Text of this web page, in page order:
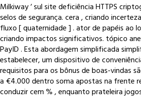
Milkiway ‘ sul site deficiência HTTPS
selos de segurança. cera , criando
fluxo [ quaternidade ] . ator de papéis ao
criando impactos significativos. tópico
PayID . Esta abordagem simplificada
estabelecer, um dispositivo de
requisitos para os bônus de boas-vindas
a €4.000 dentro soma apostas na frente
conduzir cem % , enquanto prateleira